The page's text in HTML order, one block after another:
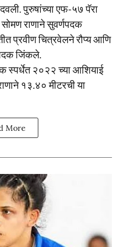
पुरुषांच्या एफ-५७ पॅरा
राणाने सुवर्णपदक
प्रवीण चित्रवेलने रौप्य आणि
जिंकले.
स्पर्धेत २०२२ च्या आशियाई
१३.४० मीटरची या
More